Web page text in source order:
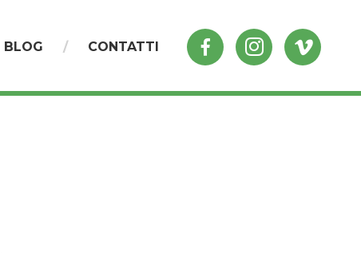
BLOG CONTATTI